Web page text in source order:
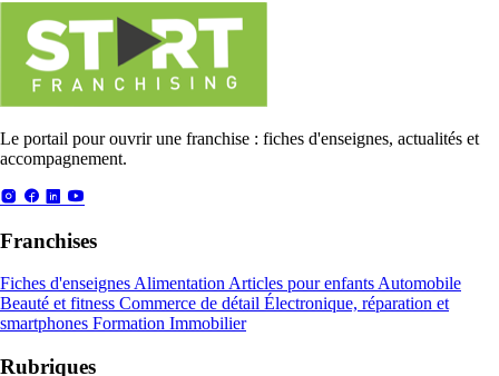
Le portail pour ouvrir une franchise : fiches d'enseignes, actualités et
accompagnement.
Franchises
Fiches d'enseignes Alimentation Articles pour enfants Automobile
Beauté et fitness Commerce de détail Électronique, réparation et
smartphones Formation Immobilier
Rubriques